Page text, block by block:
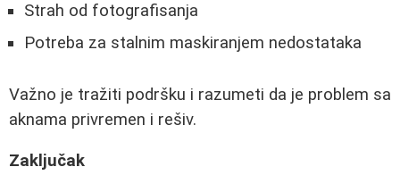
Strah od fotografisanja
Potreba za stalnim maskiranjem nedostataka
Važno je tražiti podršku i razumeti da je problem sa
aknama privremen i rešiv.
Zaključak